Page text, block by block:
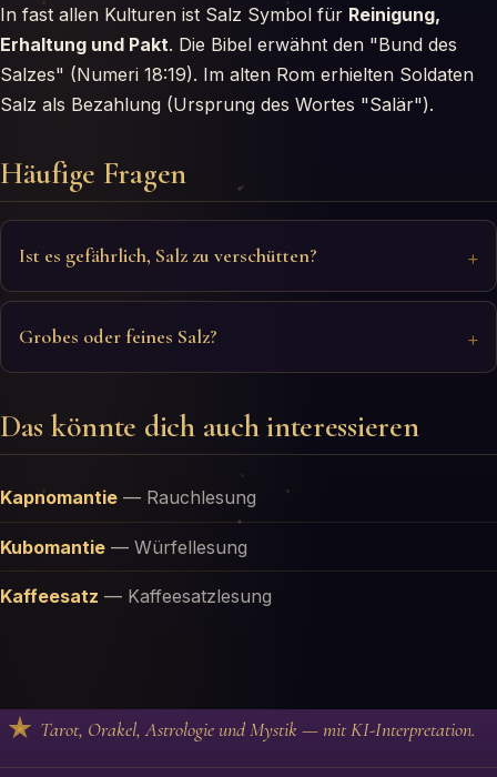
In fast allen Kulturen ist Salz Symbol für Reinigung,
Erhaltung und Pakt. Die Bibel erwähnt den "Bund des
Salzes" (Numeri 18:19). Im alten Rom erhielten Soldaten
Salz als Bezahlung (Ursprung des Wortes "Salär").
Häufige Fragen
Ist es gefährlich, Salz zu verschütten?
Grobes oder feines Salz?
Das könnte dich auch interessieren
Kapnomantie — Rauchlesung
Kubomantie — Würfellesung
Kaffeesatz — Kaffeesatzlesung
Tarot, Orakel, Astrologie und Mystik — mit KI-Interpretation.